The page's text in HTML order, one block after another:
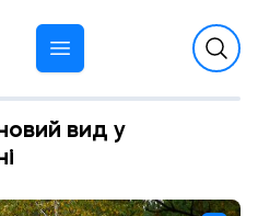
вид у